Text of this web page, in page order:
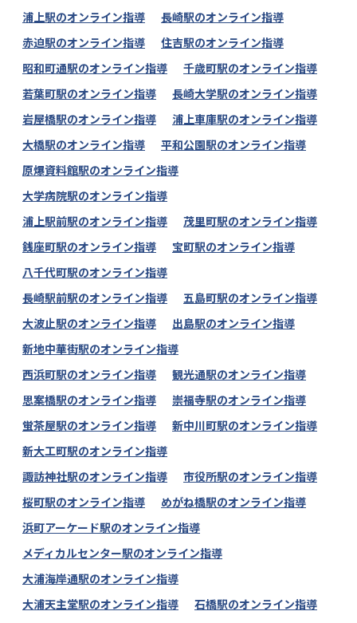
浦上駅のオンライン指導
長崎駅のオンライン指導
赤迫駅のオンライン指導
住吉駅のオンライン指導
昭和町通駅のオンライン指導
千歳町駅のオンライン指導
若葉町駅のオンライン指導
長崎大学駅のオンライン指導
岩屋橋駅のオンライン指導
浦上車庫駅のオンライン指導
大橋駅のオンライン指導
平和公園駅のオンライン指導
原爆資料館駅のオンライン指導
大学病院駅のオンライン指導
浦上駅前駅のオンライン指導
茂里町駅のオンライン指導
銭座町駅のオンライン指導
宝町駅のオンライン指導
八千代町駅のオンライン指導
長崎駅前駅のオンライン指導
五島町駅のオンライン指導
大波止駅のオンライン指導
出島駅のオンライン指導
新地中華街駅のオンライン指導
西浜町駅のオンライン指導
観光通駅のオンライン指導
思案橋駅のオンライン指導
崇福寺駅のオンライン指導
蛍茶屋駅のオンライン指導
新中川町駅のオンライン指導
新大工町駅のオンライン指導
諏訪神社駅のオンライン指導
市役所駅のオンライン指導
桜町駅のオンライン指導
めがね橋駅のオンライン指導
浜町アーケード駅のオンライン指導
メディカルセンター駅のオンライン指導
大浦海岸通駅のオンライン指導
大浦天主堂駅のオンライン指導
石橋駅のオンライン指導